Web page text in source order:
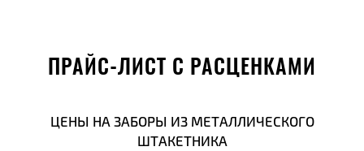
ПРАЙС-ЛИСТ С РАСЦЕНКАМИ
ЦЕНЫ НА ЗАБОРЫ ИЗ МЕТАЛЛИЧЕСКОГО
ШТАКЕТНИКА